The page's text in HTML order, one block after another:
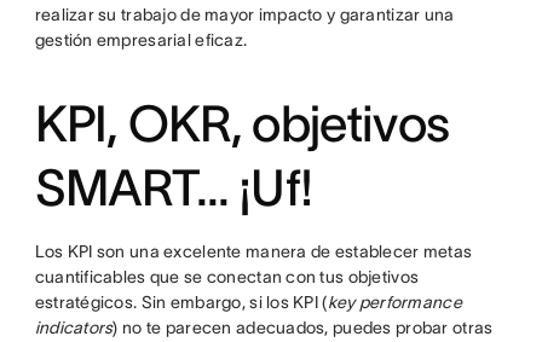
realizar su trabajo de mayor impacto y garantizar una
gestión empresarial eficaz.
KPI, OKR, objetivos
SMART... ¡Uf!
Los KPI son una excelente manera de establecer metas
cuantificables que se conectan con tus objetivos
estratégicos. Sin embargo, si los KPI (key performance
indicators) no te parecen adecuados, puedes probar otras